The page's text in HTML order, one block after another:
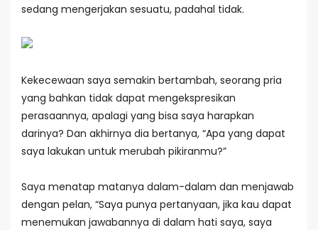
sedang mengerjakan sesuatu, padahal tidak.
Kekecewaan saya semakin bertambah, seorang pria
yang bahkan tidak dapat mengekspresikan
perasaannya, apalagi yang bisa saya harapkan
darinya? Dan akhirnya dia bertanya, “Apa yang dapat
saya lakukan untuk merubah pikiranmu?”
Saya menatap matanya dalam-dalam dan menjawab
dengan pelan, “Saya punya pertanyaan, jika kau dapat
menemukan jawabannya di dalam hati saya, saya